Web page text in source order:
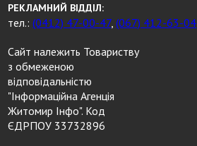
РЕКЛАМНИЙ ВІДДІЛ:
тел.:(0412) 47-00-47,(067) 412-63-04
Сайт належить Товариству
з обмеженою
відповідальністю
"Інформаційна Агенція
Житомир Інфо". Код
ЄДРПОУ 33732896